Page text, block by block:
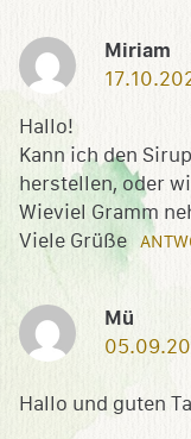
Miriam
Hallo!
Kann ich den
herstellen, oder
Wieviel Gramm
Viele Grüße
Mü
Hallo und guten